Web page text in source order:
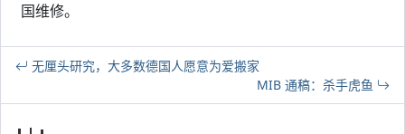
国维修。
无厘头研究，大多数德国人愿意为爱搬家
MIB 通稿：杀手虎鱼